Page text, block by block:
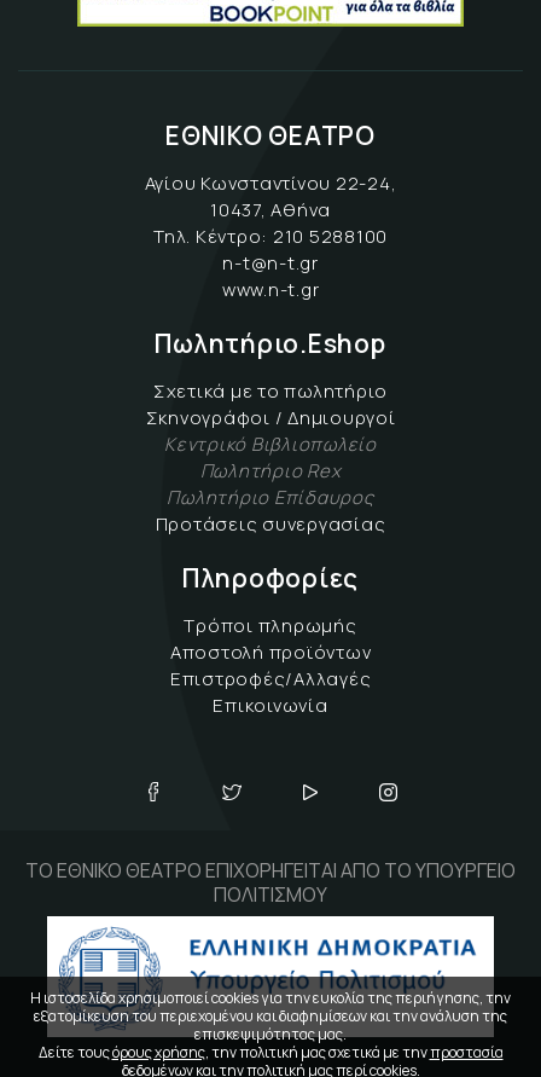
ΕΘΝΙΚΟ ΘΕΑΤΡΟ
Αγίου Κωνσταντίνου 22-24,
10437, Αθήνα
Τηλ. Κέντρο: 210 5288100
n-t@n-t.gr
www.n-t.gr
Πωλητήριο.Eshop
Σχετικά με το πωλητήριο
Σκηνογράφοι / Δημιουργοί
Κεντρικό Βιβλιοπωλείο
Πωλητήριο Rex
Πωλητήριο Επίδαυρος
Προτάσεις συνεργασίας
Πληροφορίες
Τρόποι πληρωμής
Αποστολή προϊόντων
Επιστροφές/Αλλαγές
Επικοινωνία
ΤΟ ΕΘΝΙΚΟ ΘΕΑΤΡΟ ΕΠΙΧΟΡΗΓΕΙΤΑΙ ΑΠΟ ΤΟ ΥΠΟΥΡΓΕΙΟ
ΠΟΛΙΤΙΣΜΟΥ
Η ιστοσελίδα χρησιμοποιεί cookies για την ευκολία της περιήγησης, την
εξατομίκευση του περιεχομένου και διαφημίσεων και την ανάλυση της
επισκεψιμότητας μας.
Δείτε τουςόρους χρήσης, την πολιτική μας σχετικά με τηνπροστασία
δεδομένωνκαι τηνπολιτική μας περί cookies.